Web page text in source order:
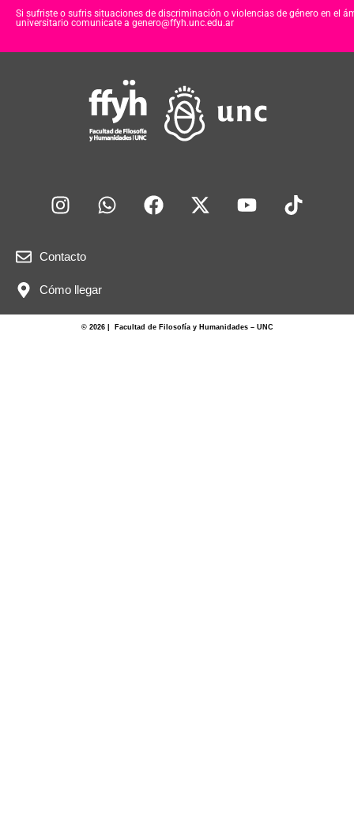
Si sufriste o sufris situaciones de discriminación o violencias de género en el
universitario comunicate a genero@ffyh.unc.edu.ar
Contacto
Cómo llegar
© 2026 | Facultad de Filosofía y Humanidades – UNC